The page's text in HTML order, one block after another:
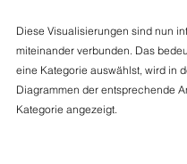
Diese Visualisierungen sind nun
miteinander verbunden. Das
eine Kategorie auswählst, wird in
Diagrammen der entsprechende
Kategorie angezeigt.